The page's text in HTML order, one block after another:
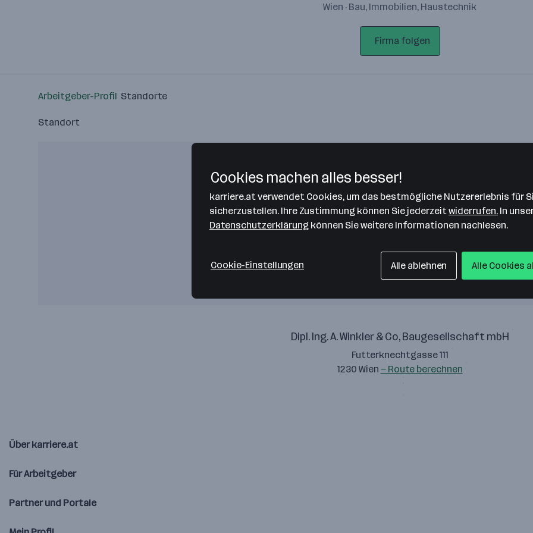
Wien · Bau, Immobilien, Haustechnik
Firma folgen
Arbeitgeber-Profil Standorte
Standort
Bitte stimme unseren Cookie-
Richtlinien zu, um diese Karte
anzuzeigen.
Zustimmung geben
Dipl. Ing. A. Winkler & Co, Baugesellschaft mbH
Futterknechtgasse 111
1230 Wien — Route berechnen
Über karriere.at
Für Arbeitgeber
Partner und Portale
Cookies machen alles besser!
karriere.at verwendet Cookies, um das bestmögliche Nutzererlebnis für
sicherzustellen. Ihre Zustimmung können Sie jederzeit widerrufen. In
Datenschutzerklärung können Sie weitere Informationen nachlesen.
Cookie-Einstellungen Alle ablehnen Alle Cookies